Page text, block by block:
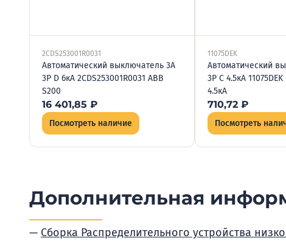
2CDS253001R0031
Автоматический выключатель 3А
3P D 6кА 2CDS253001R0031 ABB
S200
16 401,85 ₽
Посмотреть наличие
11075DEK
Автоматический
3P C 4.5кА
4.5кА
710,72 ₽
Посмотреть
Дополнительная
Сборка Распределительного устройства